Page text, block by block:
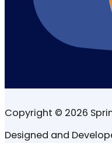
Copyright © 2026
Designed and